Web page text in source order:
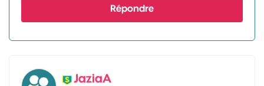
Répondre
JaziaA